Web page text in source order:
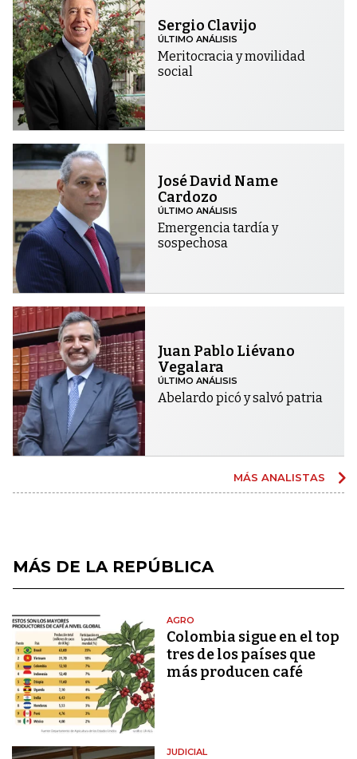
Sergio Clavijo
ÚLTIMO ANÁLISIS
Meritocracia y movilidad
social
José David Name
Cardozo
ÚLTIMO ANÁLISIS
Emergencia tardía y
sospechosa
Juan Pablo Liévano
Vegalara
ÚLTIMO ANÁLISIS
Abelardo picó y salvó patria
MÁS ANALISTAS
MÁS DE LA REPÚBLICA
AGRO
Colombia sigue en el top
tres de los países que
más producen café
JUDICIAL